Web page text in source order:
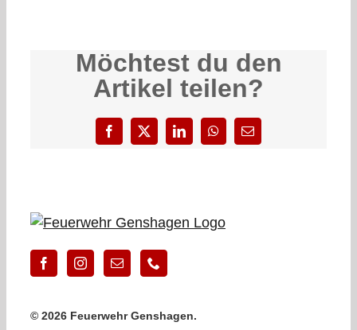
Möchtest du den
Artikel teilen?
Facebook
X LinkedInWhatsApp
E-
Mail
© 2026 Feuerwehr Genshagen.